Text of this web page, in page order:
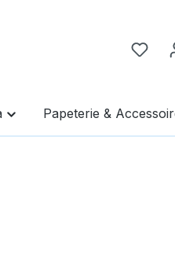
Papeterie &